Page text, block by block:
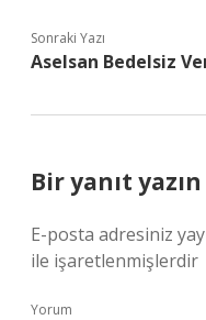
Sonraki Yazı
Aselsan Bedelsiz
Bir yanıt yazın
E-posta adresiniz
ile işaretlenmişlerdir
Yorum